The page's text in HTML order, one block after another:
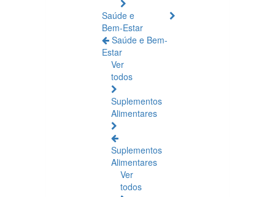
Saúde e
Bem-Estar
Saúde e Bem-
Estar
Ver
todos
Suplementos
Alimentares
Suplementos
Alimentares
Ver
todos